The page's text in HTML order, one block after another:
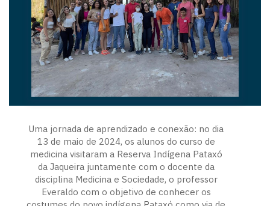
Uma jornada de aprendizado e conexão: no dia
13 de maio de 2024, os alunos do curso de
medicina visitaram a Reserva Indígena Pataxó
da Jaqueira juntamente com o docente da
disciplina Medicina e Sociedade, o professor
Everaldo com o objetivo de conhecer os